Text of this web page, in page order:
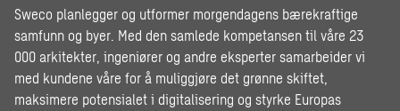
Sweco planlegger og utformer morgendagens bærekraftige
samfunn og byer. Med den samlede kompetansen til våre 23
000 arkitekter, ingeniører og andre eksperter samarbeider vi
med kundene våre for å muliggjøre det grønne skiftet,
maksimere potensialet i digitalisering og styrke Europas